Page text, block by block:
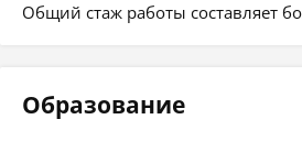
Общий стаж работы составляет
Образование